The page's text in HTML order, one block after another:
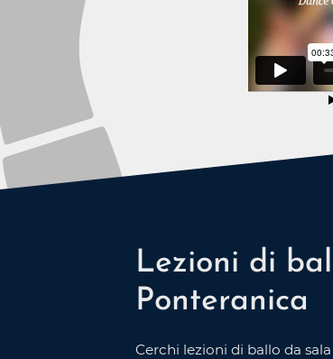
Lezioni di
Ponteranica
Cerchi lezioni di ballo da